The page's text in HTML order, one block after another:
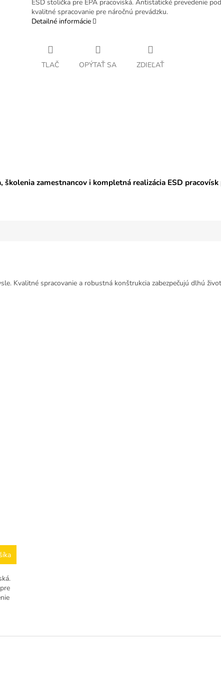
ESD stolička pre EPA pracoviská. Antistatické prevedenie
kvalitné spracovanie pre náročnú prevádzku.
Detailné informácie
TLAČ OPÝTAŤ SA ZDIEĽAŤ
zamestnancov i kompletná realizácia ESD
Kvalitné spracovanie a robustná konštrukcia zabezpečujú dlhú